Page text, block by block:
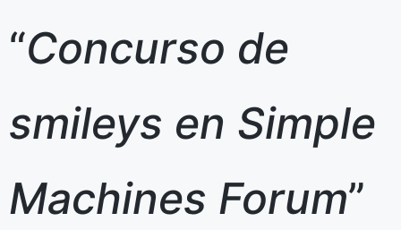
“Concurso de
smileys en Simple
Machines Forum”